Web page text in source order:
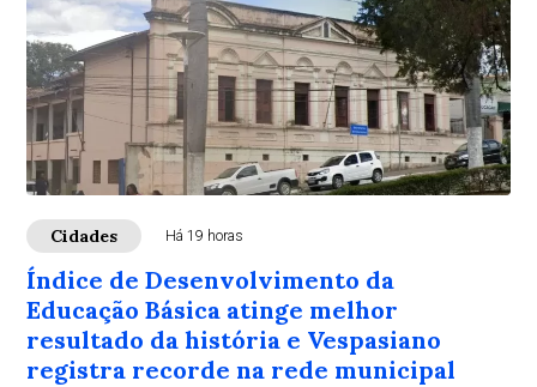
Cidades Há 19 horas
Índice de Desenvolvimento da
Educação Básica atinge melhor
resultado da história e Vespasiano
registra recorde na rede municipal